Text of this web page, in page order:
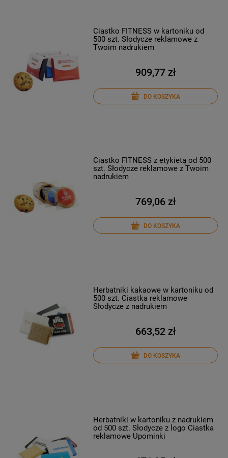
Ciastko FITNESS w kartoniku od
500 szt. Słodycze reklamowe z
Twoim nadrukiem
909,77 zł
DO KOSZYKA
Ciastko FITNESS z etykietą od 500
szt. Słodycze reklamowe z Twoim
nadrukiem
769,06 zł
DO KOSZYKA
Herbatniki kakaowe w kartoniku od
500 szt. Ciastka reklamowe
Słodycze z nadrukiem
663,52 zł
DO KOSZYKA
Herbatniki w kartoniku z nadrukiem
od 500 szt. Słodycze z logo Ciastka
reklamowe Upominki